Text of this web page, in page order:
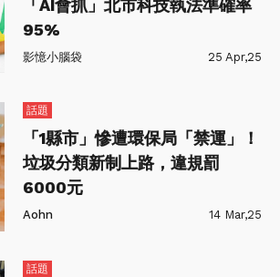
「AI會抓」北市科技執法準確率
95%
影憶小腦袋 25 Apr,25
話題
「1縣市」慘遭環保局「禁運」！
垃圾分類新制上路，違規罰
6000元
Aohn 14 Mar,25
話題